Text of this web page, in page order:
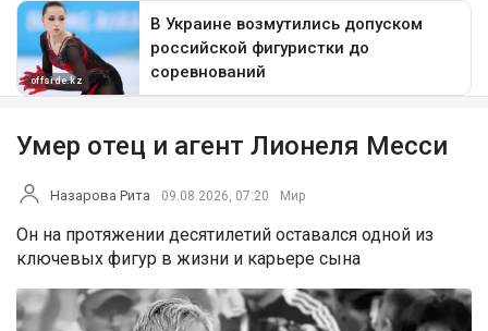
Умер отец и агент Лионеля Месси
Назарова Рита 09.08.2026, 07:20 Мир
Он на протяжении десятилетий оставался одной из
ключевых фигур в жизни и карьере сына